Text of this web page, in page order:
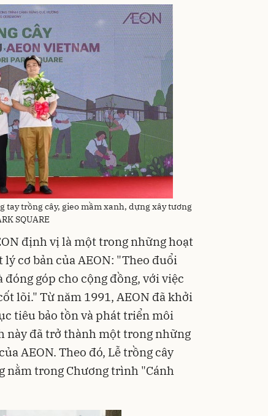
tay trồng cây, gieo mầm xanh, dựng xây tương
SQUARE
định vị là một trong những hoạt
cơ bản của AEON: "Theo đuổi
góp cho cộng đồng, với việc
lõi." Từ năm 1991, AEON đã khởi
tiêu bảo tồn và phát triển môi
đã trở thành một trong những
AEON. Theo đó, Lễ trồng cây
nằm trong Chương trình "Cánh